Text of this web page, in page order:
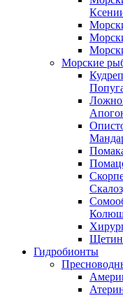
Морские
Гидробионты